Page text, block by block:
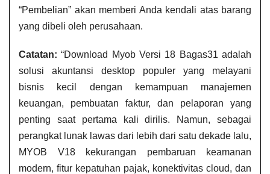
“Pembelian” akan memberi Anda kendali atas barang
yang dibeli oleh perusahaan.
Catatan:“Download Myob Versi 18 Bagas31 adalah
solusi akuntansi desktop populer yang melayani
bisnis kecil dengan kemampuan manajemen
keuangan, pembuatan faktur, dan pelaporan yang
penting saat pertama kali dirilis. Namun, sebagai
perangkat lunak lawas dari lebih dari satu dekade lalu,
MYOB V18 kekurangan pembaruan keamanan
modern, fitur kepatuhan pajak, konektivitas cloud, dan